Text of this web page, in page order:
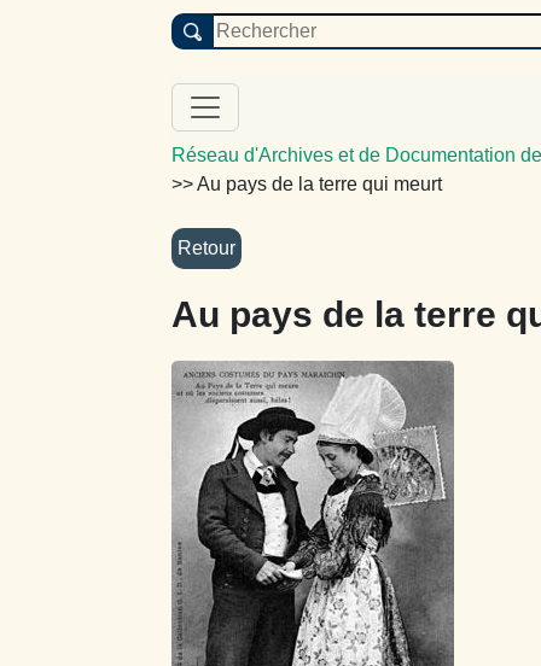
Réseau d'Archives et de Documentation
>> Au pays de la terre qui meurt
Au pays de la terre